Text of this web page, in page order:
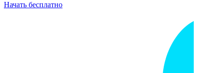
Начать бесплатно